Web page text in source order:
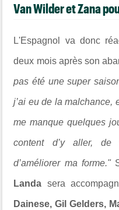
Van Wilder et Zana
L'Espagnol va donc
deux mois après son
pas été une super
j’ai eu de la malchance,
me manque quelques
content d’y aller,
d’améliorer ma forme."
Landa sera
Dainese, Gil Gelders,